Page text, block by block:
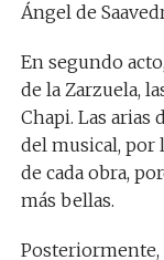
Ángel de
En segundo
de la Zarzuela,
Chapi. Las arias
del musical, por
de cada obra,
más bellas.
Posteriormente,